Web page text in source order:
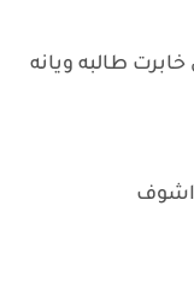
طالبه ويانه